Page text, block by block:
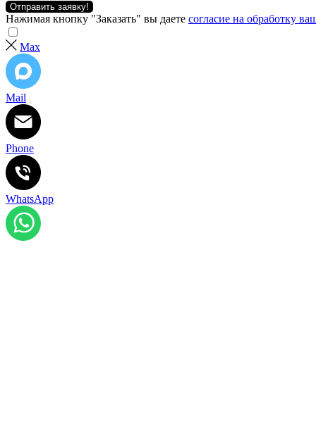
Отправить заявку!
Нажимая кнопку "Заказать" вы даете согласие на обработку
Max
Mail
Phone
WhatsApp